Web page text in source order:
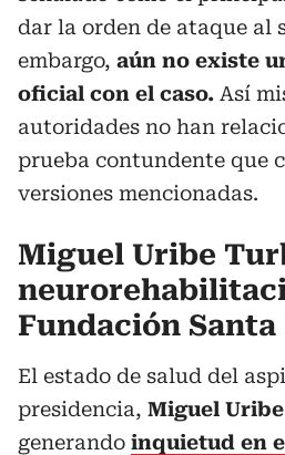
dar la orden de ataque al
embargo, aún no existe
oficial con el caso. Así
autoridades no han
prueba contundente que
versiones mencionadas.
Miguel Uribe
Fundación Santa
El estado de salud del
presidencia, Miguel
generando inquietud en